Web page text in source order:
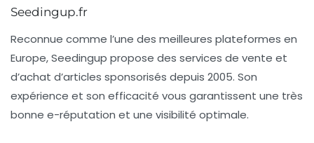
Seedingup.fr
Reconnue comme l’une des meilleures plateformes en
Europe,Seedingup propose des services de vente et
d’achat d’articles sponsorisés depuis 2005. Son
expérience et son efficacité vous garantissent une très
bonne e-réputation et une visibilité optimale.